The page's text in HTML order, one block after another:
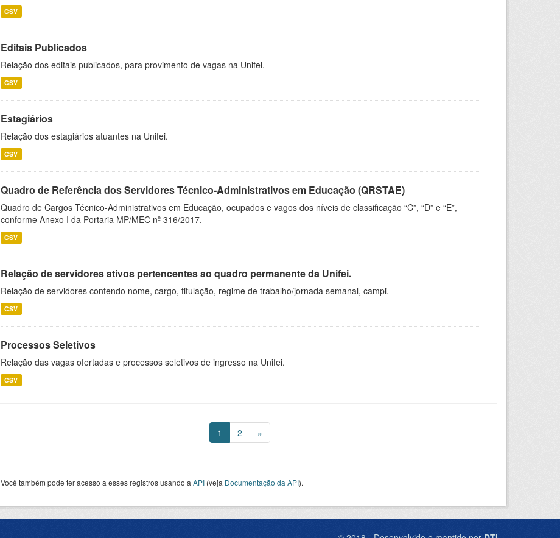
CSV
Editais Publicados
Relação dos editais publicados, para provimento de vagas na Unifei.
CSV
Estagiários
Relação dos estagiários atuantes na Unifei.
CSV
Quadro de Referência dos Servidores Técnico-Administrativos em Educação (QRSTAE)
Quadro de Cargos Técnico-Administrativos em Educação, ocupados e vagos dos níveis de classificação “C”, “D” e “E”,
conforme Anexo I da Portaria MP/MEC nº 316/2017.
CSV
Relação de servidores ativos pertencentes ao quadro permanente da Unifei.
Relação de servidores contendo nome, cargo, titulação, regime de trabalho/jornada semanal, campi.
CSV
Processos Seletivos
Relação das vagas ofertadas e processos seletivos de ingresso na Unifei.
CSV
1 2 »
Você também pode ter acesso a esses registros usando a API (veja Documentação da API).